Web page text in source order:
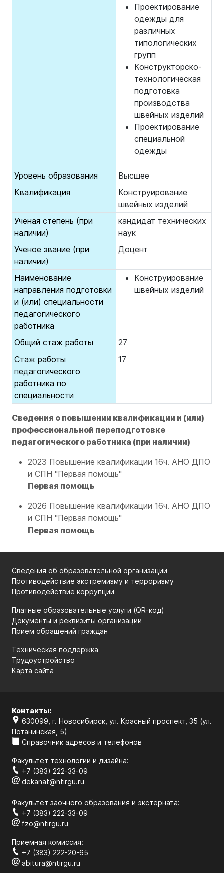
Проектирование
одежды для
различных
типологических
групп
Конструкторско-
технологическая
подготовка
производства
швейных изделий
Проектирование
специальной
одежды
Уровень образования
Высшее
Квалификация
Конструирование
швейных изделий
Ученая степень (при
наличии)
кандидат технических
наук
Ученое звание (при
наличии)
Доцент
Наименование
направления подготовки
и (или) специальности
педагогического
работника
Конструирование
швейных изделий
Общий стаж работы
27
Стаж работы
педагогического
работника по
специальности
17
Сведения о повышении квалификации и (или)
профессиональной переподготовке
педагогического работника (при наличии)
2023 Повышение квалификации 16ч. АНО ДПО
и СПН "Первая помощь"
Первая помощь
2026 Повышение квалификации 16ч. АНО ДПО
и СПН "Первая помощь"
Первая помощь
Сведения об образовательной организации
Противодействие экстремизму и терроризму
Противодействие коррупции
Платные образовательные услуги (QR-код)
Документы и реквизиты организации
Прием обращений граждан
Техническая поддержка
Трудоустройство
Карта сайта
Контакты:
630099, г. Новосибирск, ул. Красный проспект, 35 (ул.
Потанинская, 5)
Справочник адресов и телефонов
Факультет технологии и дизайна:
+7 (383) 222-33-09
dekanat@ntirgu.ru
Факультет заочного образования и экстерната:
+7 (383) 222-33-09
fzo@ntirgu.ru
Приемная комиссия:
+7 (383) 222-20-65
abitura@ntirgu.ru